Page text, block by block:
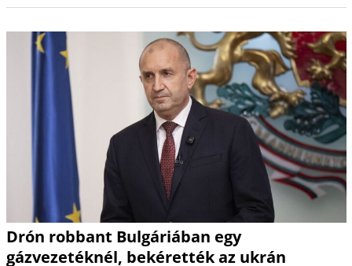
Drón robbant Bulgáriában egy
gázvezetéknél, bekérették az ukrán